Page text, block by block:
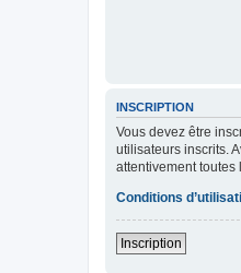
INSCRIPTION
Vous devez être
utilisateurs inscrits.
attentivement
Conditions
Inscription